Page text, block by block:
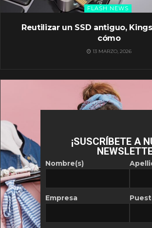
FLASH NEWS
Reutilizar un SSD antiguo,
cómo
13 MARZO, 2026
¡SUSCRÍBETE A
Nombre(s)
Empresa